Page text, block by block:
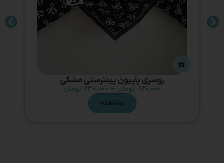
روسری پاپیون پینترستی مشکی
۸۲۰,۰۰۰ تومان – ۶۳۰,۰۰۰ تومان
مشاهده